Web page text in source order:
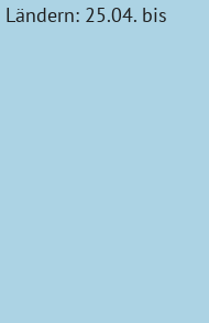
25.04. bis